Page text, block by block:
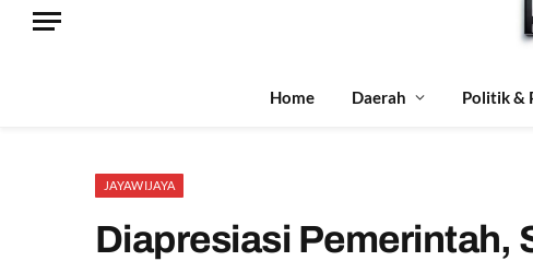
Home Daerah Politik &
JAYAWIJAYA
Diapresiasi Pemerintah,